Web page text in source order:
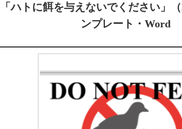
「ハトに餌を与えないでください」
ンプレート・Word